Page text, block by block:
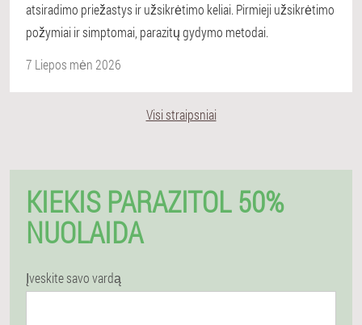
atsiradimo priežastys ir užsikrėtimo keliai. Pirmieji užsikrėtimo
požymiai ir simptomai, parazitų gydymo metodai.
7 Liepos mėn 2026
Visi straipsniai
KIEKIS PARAZITOL 50%
NUOLAIDA
Įveskite savo vardą